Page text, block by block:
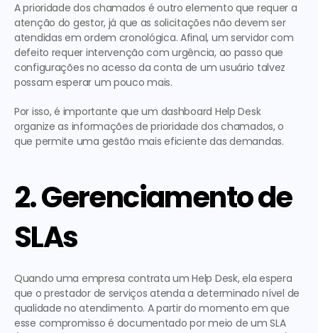
A prioridade dos chamados é outro elemento que requer a
atenção do gestor, já que as solicitações não devem ser
atendidas em ordem cronológica. Afinal, um servidor com
defeito requer intervenção com urgência, ao passo que
configurações no acesso da conta de um usuário talvez
possam esperar um pouco mais.
Por isso, é importante que um dashboard Help Desk
organize as informações de prioridade dos chamados, o
que permite uma gestão mais eficiente das demandas.
2. Gerenciamento de
SLAs
Quando uma empresa contrata um Help Desk, ela espera
que o prestador de serviços atenda a determinado nível de
qualidade no atendimento. A partir do momento em que
esse compromisso é documentado por meio de um SLA